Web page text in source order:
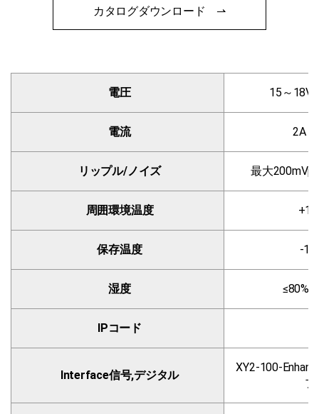
カタログダウンロード ⇀
電圧 15～18V
電流 2A
リップル/ノイズ 最大
周囲環境温度
保存温度 -
湿度 ≤80%(
IPコード
Interface信号,デジタル
XY2-100-
プ